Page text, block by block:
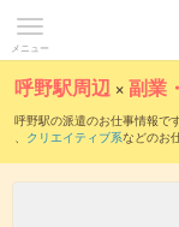
メニュー
呼野駅周辺 ×副業
呼野駅の派遣のお仕事情報です
、 クリエイティブ系などのお